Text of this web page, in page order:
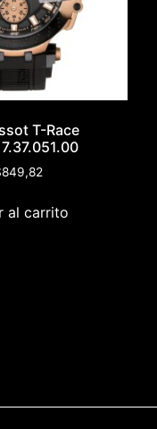
T-Race
849,82
al carrito